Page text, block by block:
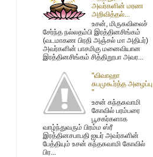
அவர்களின் மரண
அறிவித்தல்...
உசன், மிருசுவிலைச்
சேர்ந்த நல்லதம்பி இரத்தினசிங்கம்
(வடமாகண பிரதி அஞ்சல் மா அதிபர்)
அவர்களின் பாசமிகு மனைவியான
இரத்தினசிங்கம் சித்திறூபா அவர...
"விவாஹா
சுபமுகூர்த்த அழைப்பு
"
உசன் கந்தசுவாமி
கோவில் பரம்பரை
பூசகர்களாக
வாழ்ந்துவரும் பிரம்ம ஸ்ரீ
இரத்தினசபாபதி ஐயர் அவர்களின்
பேத்தியும் உசன் கந்தசுவாமி கோவில்
பிர...